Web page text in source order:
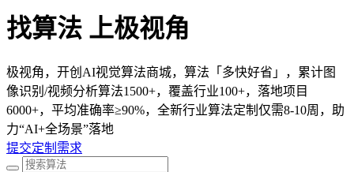
找算法 上极视角
极视角，开创AI视觉算法商城，算法「多快好省」，累计图
像识别/视频分析算法1500+，覆盖行业100+，落地项目
6000+，平均准确率≥90%，全新行业算法定制仅需8-10周，助
力“AI+全场景”落地
提交定制需求